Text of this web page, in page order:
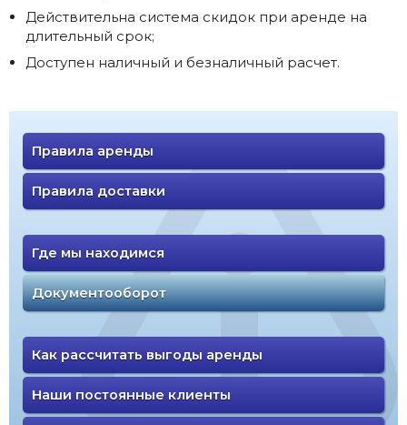
Действительна система скидок при аренде на
длительный срок;
Доступен наличный и безналичный расчет.
Правила аренды
Правила доставки
Где мы находимся
Документооборот
Как рассчитать выгоды аренды
Наши постоянные клиенты